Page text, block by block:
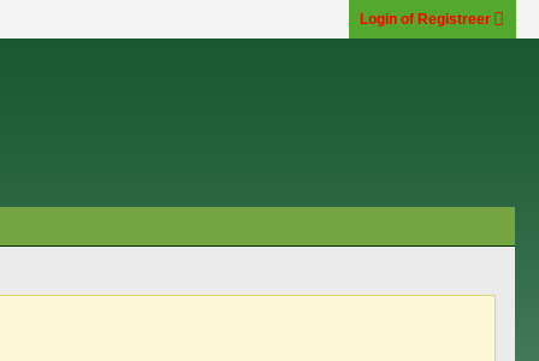
Login of Registreer